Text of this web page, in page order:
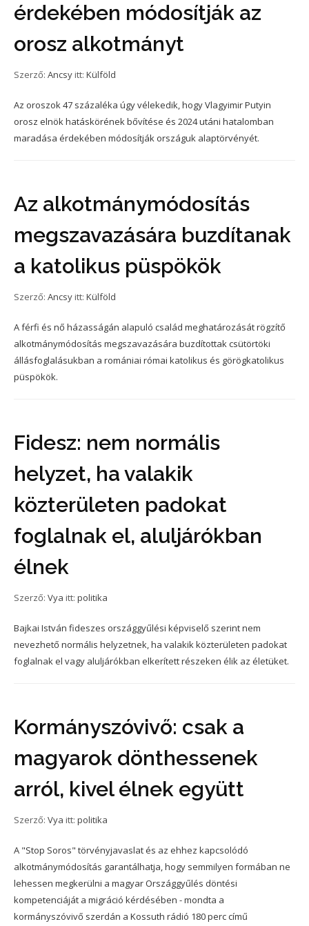
érdekében módosítják az
orosz alkotmányt
Szerző: Ancsy itt: Külföld
Az oroszok 47 százaléka úgy vélekedik, hogy Vlagyimir Putyin
orosz elnök hatáskörének bővítése és 2024 utáni hatalomban
maradása érdekében módosítják országuk alaptörvényét.
Az alkotmánymódosítás
megszavazására buzdítanak
a katolikus püspökök
Szerző: Ancsy itt: Külföld
A férfi és nő házasságán alapuló család meghatározását rögzítő
alkotmánymódosítás megszavazására buzdítottak csütörtöki
állásfoglalásukban a romániai római katolikus és görögkatolikus
püspökök.
Fidesz: nem normális
helyzet, ha valakik
közterületen padokat
foglalnak el, aluljárókban
élnek
Szerző: Vya itt: politika
Bajkai István fideszes országgyűlési képviselő szerint nem
nevezhető normális helyzetnek, ha valakik közterületen padokat
foglalnak el vagy aluljárókban elkerített részeken élik az életüket.
Kormányszóvivő: csak a
magyarok dönthessenek
arról, kivel élnek együtt
Szerző: Vya itt: politika
A "Stop Soros" törvényjavaslat és az ehhez kapcsolódó
alkotmánymódosítás garantálhatja, hogy semmilyen formában ne
lehessen megkerülni a magyar Országgyűlés döntési
kompetenciáját a migráció kérdésében - mondta a
kormányszóvivő szerdán a Kossuth rádió 180 perc című